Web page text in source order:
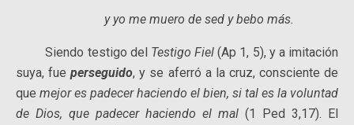
y yo me muero de sed y bebo más.
Siendo testigo del Testigo Fiel (Ap 1, 5), y a imitación
suya, fueperseguido, y se aferró a la cruz, consciente de
que mejor es padecer haciendo el bien, si tal es la voluntad
de Dios, que padecer haciendo el mal (1 Ped 3,17). El